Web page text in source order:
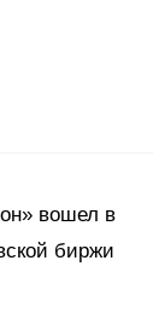
вошел в
биржи